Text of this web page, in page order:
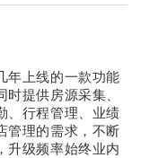
年上线的一款功能
提供房源采集、
、行程管理、业绩
管理的需求，不断
升级频率始终业内